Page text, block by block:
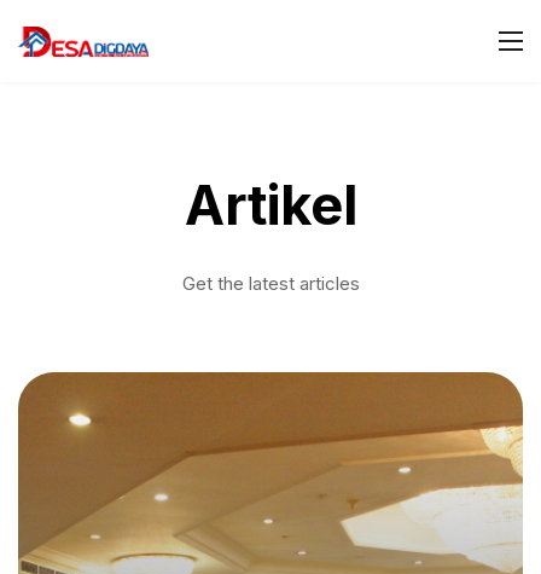
Artikel
Get the latest articles